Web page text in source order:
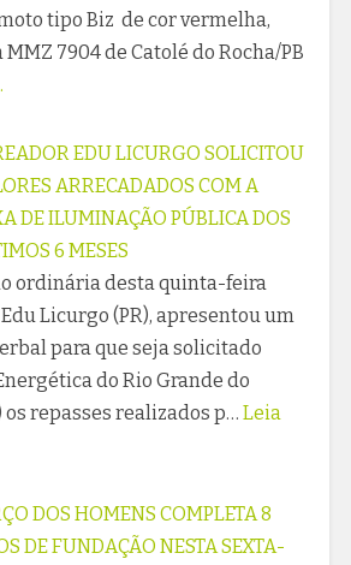
tipo Biz de cor vermelha,
MMZ 7904 de Catolé do Rocha/PB
EDU LICURGO SOLICITOU
ARRECADADOS COM A
DE ILUMINAÇÃO PÚBLICA DOS
6 MESES
ordinária desta quinta-feira
Licurgo (PR), apresentou um
para que seja solicitado
do Rio Grande do
os repasses realizados p… Leia
DOS HOMENS COMPLETA 8
DE FUNDAÇÃO NESTA SEXTA-